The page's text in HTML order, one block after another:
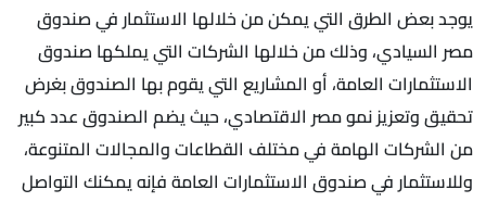
يوجد بعض الطرق التي يمكن من خلالها الاستثمار في صندوق
مصر السيادي، وذلك من خلالها الشركات التي يملكها صندوق
الاستثمارات العامة، أو المشاريع التي يقوم بها الصندوق بغرض
تحقيق وتعزيز نمو مصر الاقتصادي، حيث يضم الصندوق عدد كبير
من الشركات الهامة في مختلف القطاعات والمجالات المتنوعة،
وللاستثمار في صندوق الاستثمارات العامة فإنه يمكنك التواصل